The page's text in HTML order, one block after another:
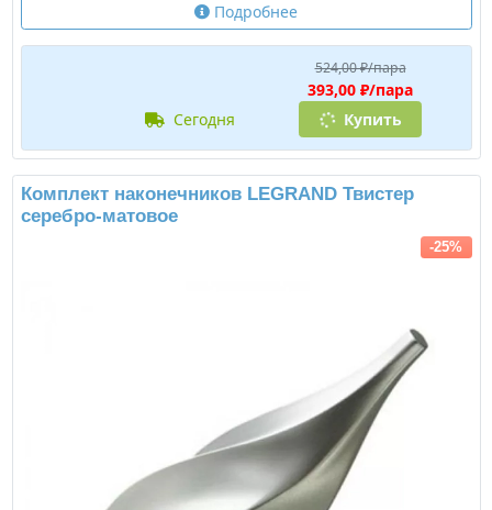
Подробнее
524,00 ₽/пара
393,00 ₽/пара
сегодня
Купить
Комплект наконечников LEGRAND Твистер
серебро-матовое
-25%